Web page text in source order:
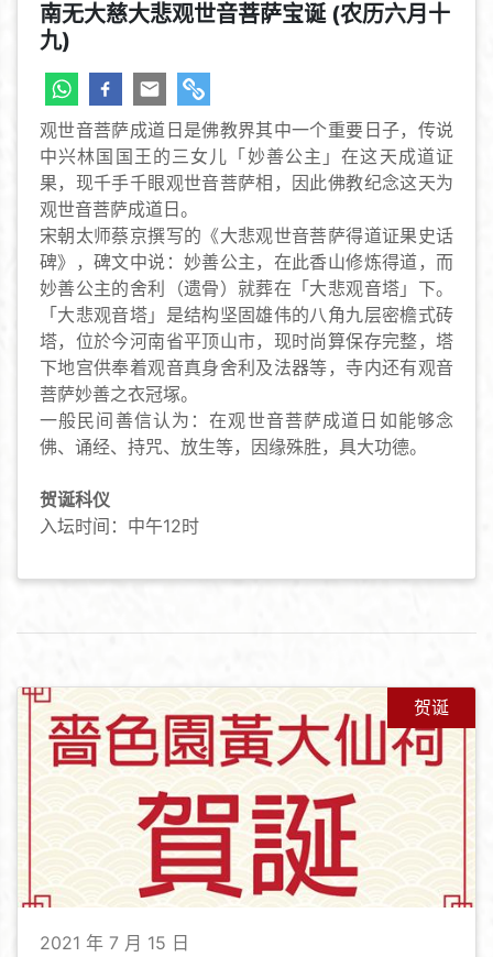
南无大慈大悲观世音菩萨宝诞 (农历六月十
九)
观世音菩萨成道日是佛教界其中一个重要日子，传说
中兴林国国王的三女儿「妙善公主」在这天成道证
果，现千手千眼观世音菩萨相，因此佛教纪念这天为
观世音菩萨成道日。
宋朝太师蔡京撰写的《大悲观世音菩萨得道证果史话
碑》，碑文中说：妙善公主，在此香山修炼得道，而
妙善公主的舍利（遗骨）就葬在「大悲观音塔」下。
「大悲观音塔」是结构坚固雄伟的八角九层密檐式砖
塔，位於今河南省平顶山市，现时尚算保存完整，塔
下地宫供奉着观音真身舍利及法器等，寺内还有观音
菩萨妙善之衣冠塚。
一般民间善信认为：在观世音菩萨成道日如能够念
佛、诵经、持咒、放生等，因缘殊胜，具大功德。
贺诞科仪
入坛时间：中午12时
贺诞
2021 年 7 月 15 日